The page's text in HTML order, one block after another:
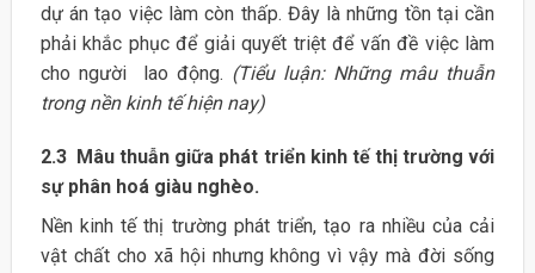
dự án tạo việc làm còn thấp. Đây là những tồn tại cần
phải khắc phục để giải quyết triệt để vấn đề việc làm
cho người lao động. (Tiểu luận: Những mâu thuẫn
trong nền kinh tế hiện nay)
2.3 Mâu thuẫn giữa phát triển kinh tế thị trường với
sự phân hoá giàu nghèo.
Nền kinh tế thị trường phát triển, tạo ra nhiều của cải
vật chất cho xã hội nhưng không vì vậy mà đời sống